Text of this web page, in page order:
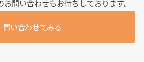
問い合わせもお待ちしております。
問い合わせてみる